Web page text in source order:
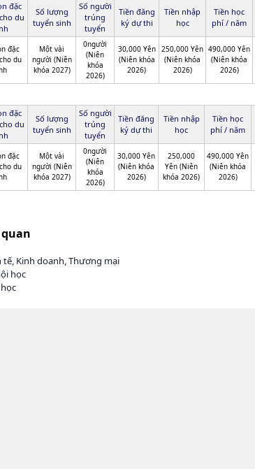
đặc
du
Số lượng
tuyển sinh
Số người
trúng
tuyển
Tiền đăng
ký dự thi
Tiền nhập
học
Tiền học
phí / năm
đặc
du
Một vài
người (Niên
khóa 2027)
0người
(Niên
khóa
2026)
30,000 Yên
(Niên khóa
2026)
250,000 Yên
(Niên khóa
2026)
490,000 Yên
(Niên khóa
2026)
đặc
du
Số lượng
tuyển sinh
Số người
trúng
tuyển
Tiền đăng
ký dự thi
Tiền nhập
học
Tiền học
phí / năm
đặc
du
Một vài
người (Niên
khóa 2027)
0người
(Niên
khóa
2026)
30,000 Yên
(Niên khóa
2026)
250,000
Yên (Niên
khóa 2026)
490,000 Yên
(Niên khóa
2026)
Kinh doanh, Thương mại
học